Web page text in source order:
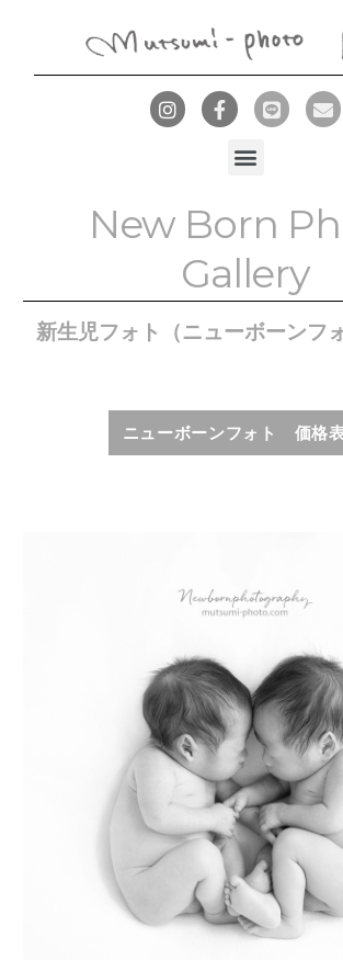
New Born
Gallery
新生児フォト（ニューボーンフ
ニューボーンフォト 価格